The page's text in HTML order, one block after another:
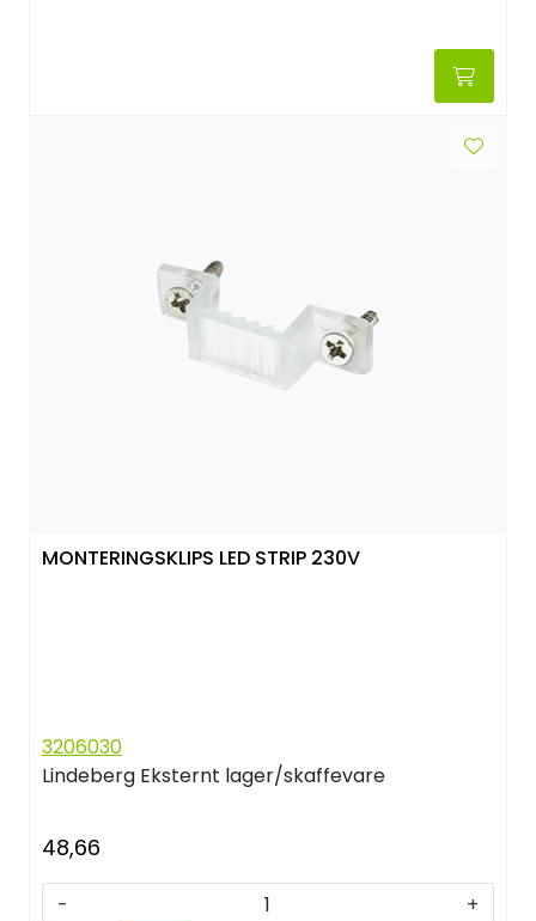
MONTERINGSKLIPS LED STRIP 230V
3206030
Lindeberg Eksternt lager/skaffevare
48,66
- +